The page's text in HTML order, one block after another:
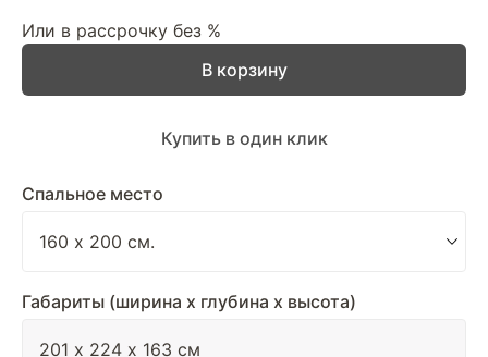
Или в рассрочку без %
Спальное место
Габариты (ширина х глубина х высота)
В корзину
Купить в один клик